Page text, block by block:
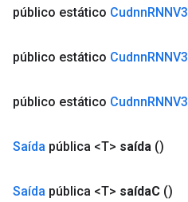
público estático CudnnRNNV3
público estático CudnnRNNV3
público estático CudnnRNNV3
Saída pública <T> saída ()
Saída pública <T> saídaC ()